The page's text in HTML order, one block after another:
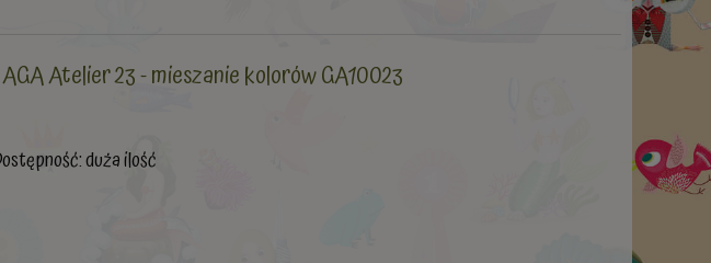
AGA Atelier 23 - mieszanie kolorów GA10023
duża ilość